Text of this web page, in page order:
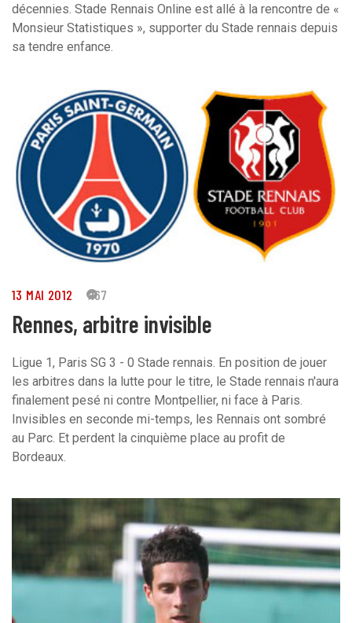
décennies. Stade Rennais Online est allé à la rencontre de «
Monsieur Statistiques », supporter du Stade rennais depuis
sa tendre enfance.
13 MAI 2012 167
Rennes, arbitre invisible
Ligue 1, Paris SG 3 - 0 Stade rennais. En position de jouer
les arbitres dans la lutte pour le titre, le Stade rennais n'aura
finalement pesé ni contre Montpellier, ni face à Paris.
Invisibles en seconde mi-temps, les Rennais ont sombré
au Parc. Et perdent la cinquième place au profit de
Bordeaux.